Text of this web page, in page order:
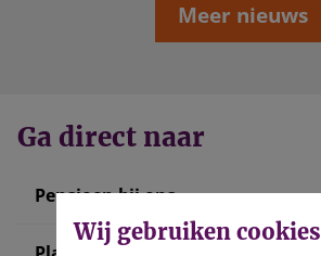
Meer nieuws
Ga direct naar
Pensioen bij ons
Wij gebruiken cookies